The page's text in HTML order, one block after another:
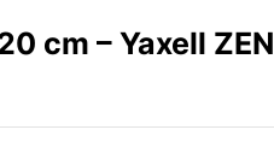
cm – Yaxell ZEN